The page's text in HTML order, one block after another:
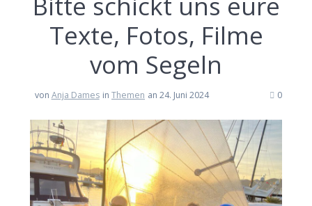
Texte, Fotos, Filme
vom Segeln
von Anja Dames in Themen an 24. Juni 2024 0